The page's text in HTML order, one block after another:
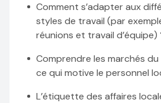
Comment s’adapter aux
styles de travail (par
réunions et travail d’équipe)
Comprendre les marchés
ce qui motive le personnel
L’étiquette des affaires